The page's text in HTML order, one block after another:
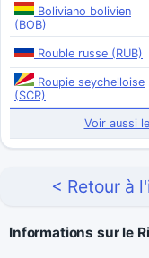
Boliviano bolivien
(BOB)
Rouble russe (RUB)
Roupie seychelloise
(SCR)
Voir aussi
< Retour à
Informations sur le